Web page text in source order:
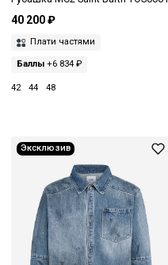
40 200 ₽
Плати частями
Баллы +6 834 ₽
42 44 48
Эксклюзив